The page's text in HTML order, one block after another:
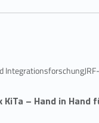
– Hand in